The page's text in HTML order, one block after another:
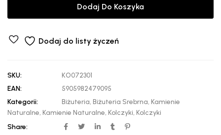
Dodaj Do Koszyka
Dodaj do listy życzeń
SKU:
KO072301
EAN:
5905982479095
Kategorii:
Biżuteria, Biżuteria Srebrna, Kamienie
Naturalne, Kamienie Naturalne, Kolczyki, Kolczyki
Share: